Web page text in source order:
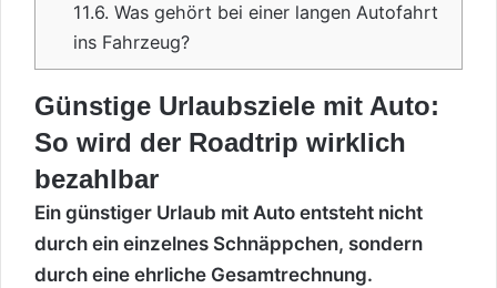
11.6. Was gehört bei einer langen Autofahrt
ins Fahrzeug?
Günstige Urlaubsziele mit Auto:
So wird der Roadtrip wirklich
bezahlbar
Ein günstiger Urlaub mit Auto entsteht nicht
durch ein einzelnes Schnäppchen, sondern
durch eine ehrliche Gesamtrechnung.